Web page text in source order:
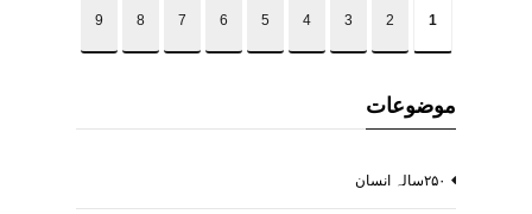
1
2
3
4
5
6
7
8
9
موضوعات
۲۵۰سالہ انسان